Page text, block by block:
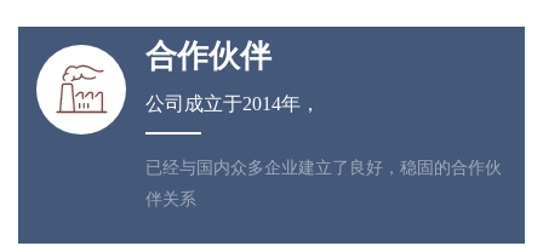

合作伙伴
公司成立于2014年，
已经与国内众多企业建立了良好，稳固的合作伙
伴关系